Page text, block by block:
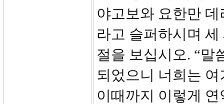
야고보와 요한만
라고 슬퍼하시며
절을 보십시오. “말
되었으니 너희는
이때까지 이렇게